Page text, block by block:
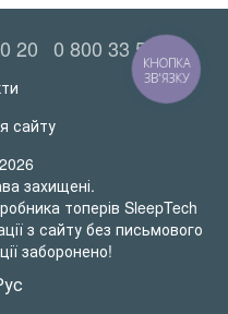
20 0 800 33 52 06
сайту
захищені.
топерів SleepTech
з сайту без письмового
заборонено!
КНОПКА
ЗВ'ЯЗКУ